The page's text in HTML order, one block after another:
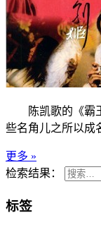
陈凯歌的《霸王
些名角儿之所以成
更多 »
检索结果：
标签